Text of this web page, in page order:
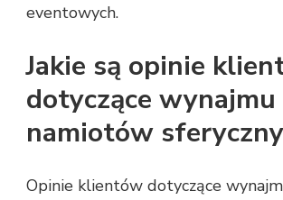
eventowych.
Jakie są opinie
dotyczące wynajmu
namiotów
Opinie klientów dotyczące